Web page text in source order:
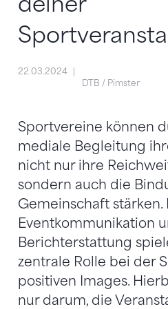
22.03.2024
DTB / Pimster
Sportvereine können
mediale Begleitung
nicht nur ihre
sondern auch die
Gemeinschaft stärken.
Eventkommunikation
Berichterstattung
zentrale Rolle bei der
positiven Images.
nur darum, die